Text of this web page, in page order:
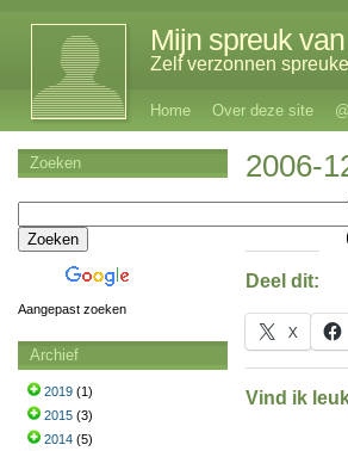
Mijn spreuk
Zelf verzonnen
Home Over deze site
2006-
Deel dit:
X
Vind ik
Zoeken
Aangepast zoeken
Archief
2019 (1)
2015 (3)
2014 (5)